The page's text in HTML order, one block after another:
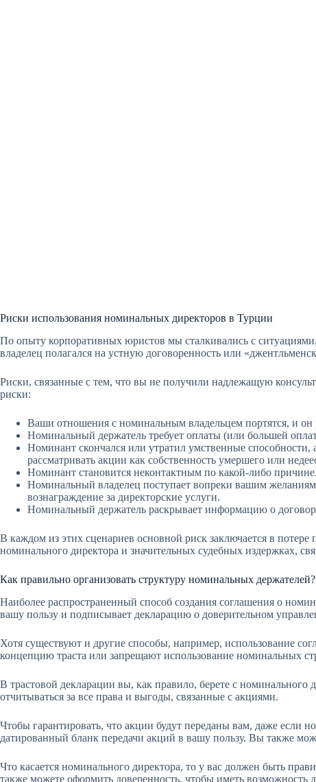
Риски использования номинальных директоров в Турции
По опыту корпоративных юристов мы сталкивались с
владелец полагался на устную договоренность или
Риски, связанные с тем, что вы не получили надлежащую
риски:
Ваши отношения с номинальным владельцем портятся, и он
Номинальный держатель требует оплаты (или большей
Номинант скончался или утратил умственные способности,
рассматривать акции как собственность умершего или
Номинант становится неконтактным по какой-либо причине.
Номинальный владелец поступает вопреки вашим желаниям
вознаграждение за директорские услуги.
Номинальный держатель раскрывает информацию о
В каждом из этих сценариев основной риск заключается в
номинального директора и значительных судебных издержках,
Как правильно организовать структуру номинальных держателей?
Наиболее распространенный способ создания соглашения о
вашу пользу и подписывает декларацию о доверительном
Хотя существуют и другие способы, например, использование
концепцию траста или запрещают использование номинальных
В трастовой декларации вы, как правило, берете с
отчитываться за все права и выгоды, связанные с акциями.
Чтобы гарантировать, что акции будут переданы вам, даже если
датированный бланк передачи акций в вашу пользу. Вы также
Что касается номинального директора, то у вас должен быть
также можете оформить доверенность, чтобы иметь возможность